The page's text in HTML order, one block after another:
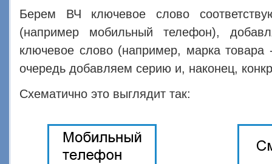
Берем ВЧ ключевое слово
(например мобильный телефон),
ключевое слово (например, марка
очередь добавляем серию и, наконец,
Схематично это выглядит так: